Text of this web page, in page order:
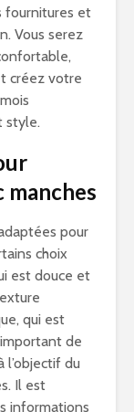
fournitures et
Vous serez
créez votre
style.
pour
choix
est douce et
qui est
de
l’objectif du
Il est
informations